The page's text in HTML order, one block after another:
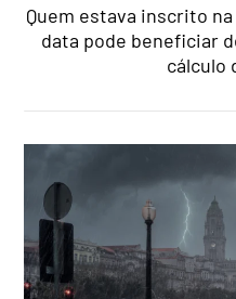
Quem estava inscrito
data pode beneficiar
cálculo